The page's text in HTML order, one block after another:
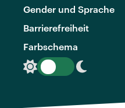
Gender und Sprache
Barrierefreiheit
Farbschema